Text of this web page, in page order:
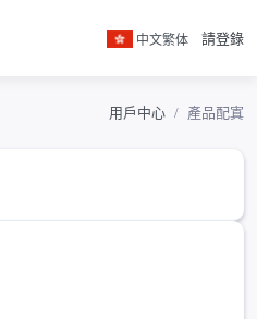
中文繁体 請登錄
用戶中心 產品配寘